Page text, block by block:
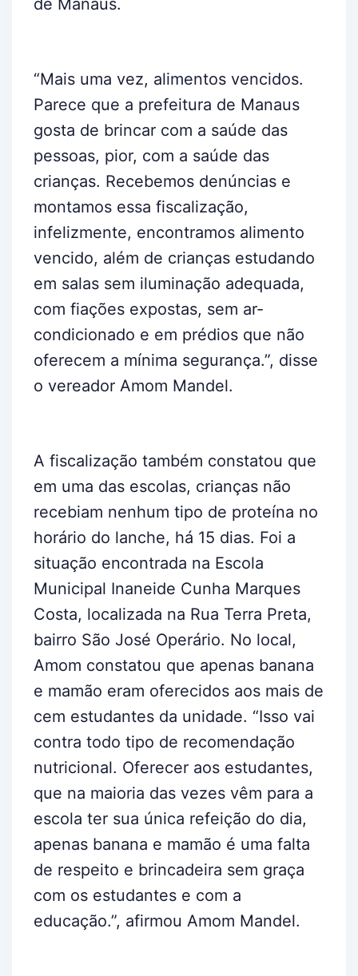
de Manaus.
“Mais uma vez, alimentos vencidos.
Parece que a prefeitura de Manaus
gosta de brincar com a saúde das
pessoas, pior, com a saúde das
crianças. Recebemos denúncias e
montamos essa fiscalização,
infelizmente, encontramos alimento
vencido, além de crianças estudando
em salas sem iluminação adequada,
com fiações expostas, sem ar-
condicionado e em prédios que não
oferecem a mínima segurança.”, disse
o vereador Amom Mandel.
A fiscalização também constatou que
em uma das escolas, crianças não
recebiam nenhum tipo de proteína no
horário do lanche, há 15 dias. Foi a
situação encontrada na Escola
Municipal Inaneide Cunha Marques
Costa, localizada na Rua Terra Preta,
bairro São José Operário. No local,
Amom constatou que apenas banana
e mamão eram oferecidos aos mais de
cem estudantes da unidade. “Isso vai
contra todo tipo de recomendação
nutricional. Oferecer aos estudantes,
que na maioria das vezes vêm para a
escola ter sua única refeição do dia,
apenas banana e mamão é uma falta
de respeito e brincadeira sem graça
com os estudantes e com a
educação.”, afirmou Amom Mandel.